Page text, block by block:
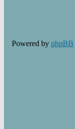
Powered by phpBB